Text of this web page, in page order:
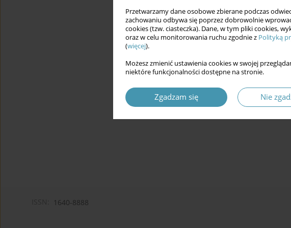
Przetwarzamy dane osobowe zbierane podczas
zachowaniu odbywa się poprzez dobrowolnie
cookies (tzw. ciasteczka). Dane, w tym pliki cookies,
oraz w celu monitorowania ruchu zgodnie z Polityką
(więcej).
Możesz zmienić ustawienia cookies w swojej
niektóre funkcjonalności dostępne na stronie.
Zgadzam się Nie
1640-8888